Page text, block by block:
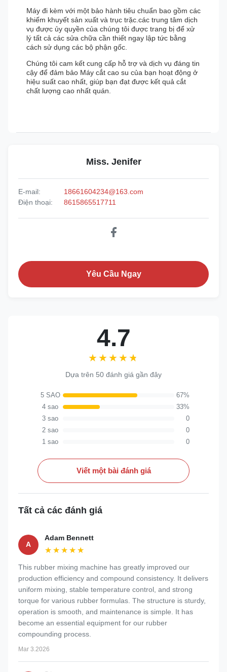
Máy đi kèm với một bảo hành tiêu chuẩn bao gồm các
khiếm khuyết sản xuất và trục trặc.các trung tâm dịch
vụ được ủy quyền của chúng tôi được trang bị để xử
lý tất cả các sửa chữa cần thiết ngay lập tức bằng
cách sử dụng các bộ phận gốc.
Chúng tôi cam kết cung cấp hỗ trợ và dịch vụ đáng tin
cậy để đảm bảo Máy cắt cao su của bạn hoạt động ở
hiệu suất cao nhất, giúp bạn đạt được kết quả cắt
chất lượng cao nhất quán.
Miss. Jenifer
E-mail:
18661604234@163.com
Điện thoại:
8615865517711
Yêu Cầu Ngay
4.7
★★★★★
★★★★★
Dựa trên 50 đánh giá gần đây
5 SAO
67%
4 sao
33%
3 sao
0
2 sao
0
1 sao
0
Viết một bài đánh giá
Tất cả các đánh giá
A
Adam Bennett
★★★★★
★★★★★
This rubber mixing machine has greatly improved our
production efficiency and compound consistency. It delivers
uniform mixing, stable temperature control, and strong
torque for various rubber formulas. The structure is sturdy,
operation is smooth, and maintenance is simple. It has
become an essential equipment for our rubber
compounding process.
Mar 3.2026